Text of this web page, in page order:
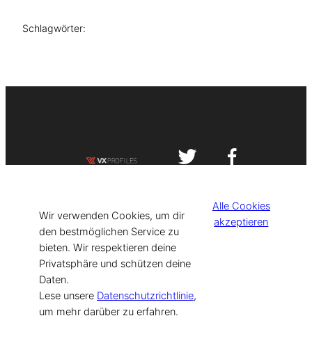
Schlagwörter:
[current_year] VISIT-X. Made with
for Models & Influencers!
Wir verwenden Cookies, um dir
den bestmöglichen Service zu
bieten. Wir respektieren deine
Privatsphäre und schützen deine
Daten.
Lese unsere Datenschutzrichtlinie,
um mehr darüber zu erfahren.
Alle Cookies
akzeptieren